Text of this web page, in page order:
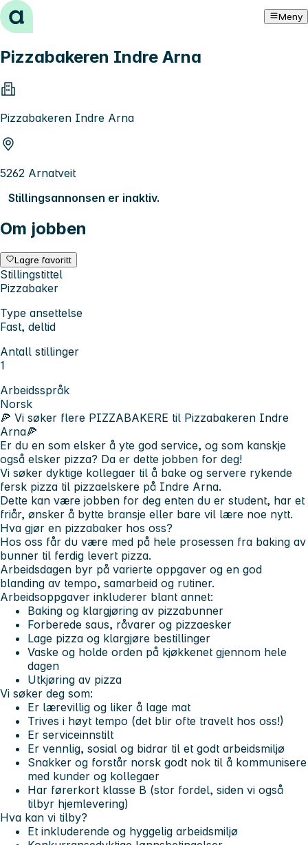
Hopp til innhold Meny
Pizzabakeren Indre Arna
Pizzabakeren Indre Arna
5262 Arnatveit
Stillingsannonsen er inaktiv.
Om jobben
Lagre favoritt
Stillingstittel
Pizzabaker
Type ansettelse
Fast, deltid
Antall stillinger
1
Arbeidsspråk
Norsk
🍕 Vi søker flere PIZZABAKERE til Pizzabakeren Indre
Arna🍕
Er du en som elsker å yte god service, og som kanskje
også elsker pizza? Da er dette jobben for deg!
Vi søker dyktige kollegaer til å bake og servere rykende
fersk pizza til pizzaelskere på Indre Arna.
Dette kan være jobben for deg enten du er student, har et
friår, ønsker å bytte bransje eller bare vil lære noe nytt.
Hva gjør en pizzabaker hos oss?
Hos oss får du være med på hele prosessen fra baking av
bunner til ferdig levert pizza.
Arbeidsdagen byr på varierte oppgaver og en god
blanding av tempo, samarbeid og rutiner.
Arbeidsoppgaver inkluderer blant annet:
Baking og klargjøring av pizzabunner
Forberede saus, råvarer og pizzaesker
Lage pizza og klargjøre bestillinger
Vaske og holde orden på kjøkkenet gjennom hele
dagen
Utkjøring av pizza
Vi søker deg som:
Er lærevillig og liker å lage mat
Trives i høyt tempo (det blir ofte travelt hos oss!)
Er serviceinnstilt
Er vennlig, sosial og bidrar til et godt arbeidsmiljø
Snakker og forstår norsk godt nok til å kommunisere
med kunder og kollegaer
Har førerkort klasse B (stor fordel, siden vi også
tilbyr hjemlevering)
Hva kan vi tilby?
Et inkluderende og hyggelig arbeidsmiljø